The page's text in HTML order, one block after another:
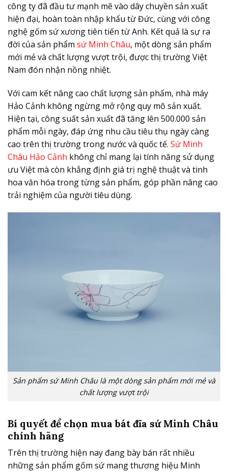
công ty đã đầu tư mạnh mẽ vào dây chuyền sản xuất
hiện đại, hoàn toàn nhập khẩu từ Đức, cùng với công
nghệ gốm sứ xương tiên tiến từ Anh. Kết quả là sự ra
đời của sản phẩm sứ Minh Châu, một dòng sản phẩm
mới mẻ và chất lượng vượt trội, được thị trường Việt
Nam đón nhận nồng nhiệt.
Với cam kết nâng cao chất lượng sản phẩm, nhà máy
Hảo Cảnh không ngừng mở rộng quy mô sản xuất.
Hiện tại, công suất sản xuất đã tăng lên 500.000 sản
phẩm mỗi ngày, đáp ứng nhu cầu tiêu thụ ngày càng
cao trên thị trường trong nước và quốc tế. Sứ Minh
Châu Hảo Cảnh không chỉ mang lại tính năng sử dụng
ưu Việt mà còn khẳng định giá trị nghệ thuật và tinh
hoa văn hóa trong từng sản phẩm, góp phần nâng cao
trải nghiệm của người tiêu dùng.
Sản phẩm sứ Minh Châu là một dòng sản phẩm mới mẻ và
chất lượng vượt trội
Bí quyết để chọn mua bát đĩa sứ Minh Châu
chính hãng
Trên thị trường hiện nay đang bày bán rất nhiều
những sản phẩm gốm sứ mang thương hiệu Minh